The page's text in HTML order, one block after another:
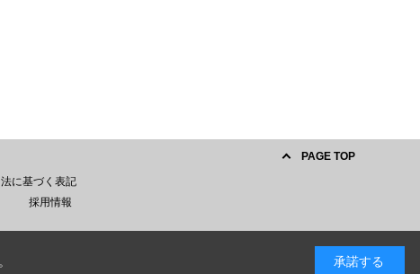
PAGE TOP
に基づく表記
採用情報
承諾する